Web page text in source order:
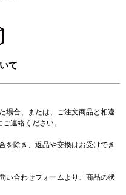
て
場合、または、ご注文商品と相違
連絡ください。
を除き、返品や交換はお受けでき
い合わせフォーム より、商品の状